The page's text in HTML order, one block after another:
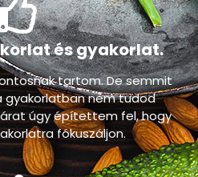
és gyakorlat.
tartom. De semmit
gyakorlatban nem tudod
úgy építettem fel, hogy
fókuszáljon.